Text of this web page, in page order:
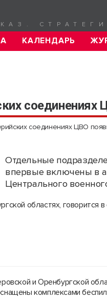
КАЛЕНДАРЬ
соединениях ЦВО
Отдельные
впервые включены в
Центрального
областях, говорится
и Оренбургской
комплексами